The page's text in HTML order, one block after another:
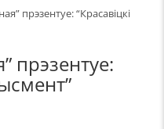
прэзентуе: “Красавіцкі
прэзентуе: